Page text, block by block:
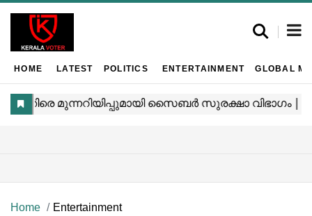
HOME LATEST POLITICS ENTERTAINMENT GLOBAL
Home Entertainment